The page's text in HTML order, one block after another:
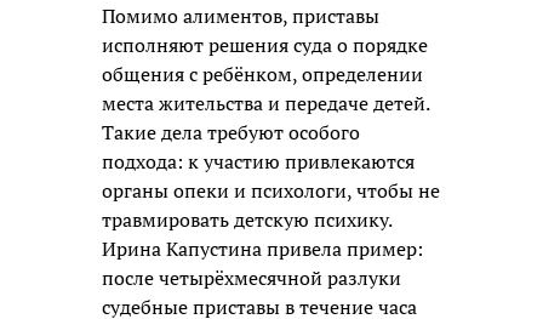
Помимо алиментов, приставы
исполняют решения суда о порядке
общения с ребёнком, определении
места жительства и передаче детей.
Такие дела требуют особого
подхода: к участию привлекаются
органы опеки и психологи, чтобы не
травмировать детскую психику.
Ирина Капустина привела пример:
после четырёхмесячной разлуки
судебные приставы в течение часа